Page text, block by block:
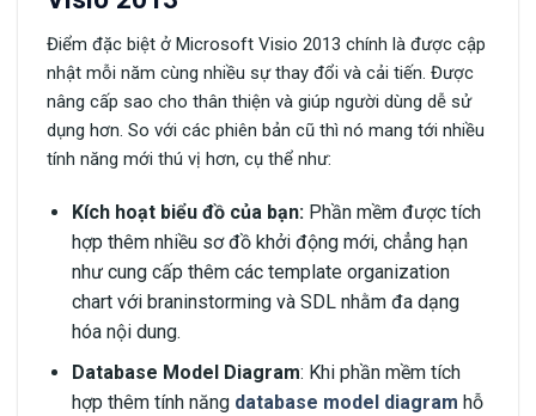
Điểm đặc biệt ở Microsoft Visio 2013 chính là được cập
nhật mỗi năm cùng nhiều sự thay đổi và cải tiến. Được
nâng cấp sao cho thân thiện và giúp người dùng dễ sử
dụng hơn. So với các phiên bản cũ thì nó mang tới nhiều
tính năng mới thú vị hơn, cụ thể như:
Kích hoạt biểu đồ của bạn: Phần mềm được tích
hợp thêm nhiều sơ đồ khởi động mới, chẳng hạn
như cung cấp thêm các template organization
chart với braninstorming và SDL nhằm đa dạng
hóa nội dung.
Database Model Diagram: Khi phần mềm tích
hợp thêm tính năng database model diagram hỗ